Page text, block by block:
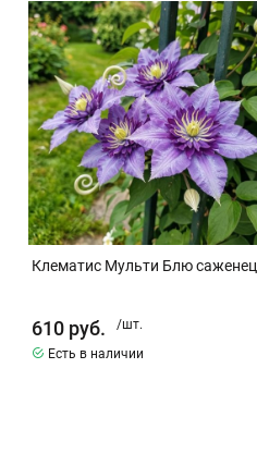
Клематис
Мульти
Блю
саженец
Клематис Мульти Блю саженец
610 руб.
/шт.
Есть в наличии